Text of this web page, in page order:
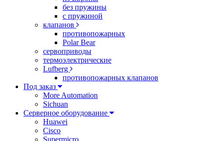
без пружины
с пружиной
клапанов
противопожарных
Polar Bear
сервоприводы
термоэлектрические
Lufberg
противопожарных клапанов
Под заказ
More Automation
Sichuan
Серверное оборудование
Huawei
Cisco
Supermicro